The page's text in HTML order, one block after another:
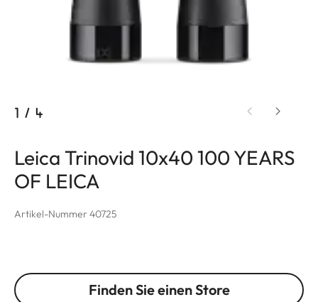
1 / 4
Leica Trinovid 10x40 100 YEARS
OF LEICA
Artikel-Nummer 40725
Finden Sie einen Store